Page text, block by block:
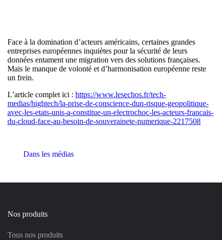
Face à la domination d’acteurs américains, certaines grandes
entreprises européennes inquiètes pour la sécurité de leurs
données entament une migration vers des solutions françaises.
Mais le manque de volonté et d’harmonisation européenne reste
un frein.
L’article complet ici : https://www.lesechos.fr/tech-
medias/hightech/la-prise-de-conscience-dun-risque-geopolitique-
avec-les-etats-unis-a-constitue-un-electrochoc-les-acteurs-francais-
du-cloud-face-au-besoin-de-souverainete-numerique-2217508
Dans les médias
Nos produits
Tous nos produits